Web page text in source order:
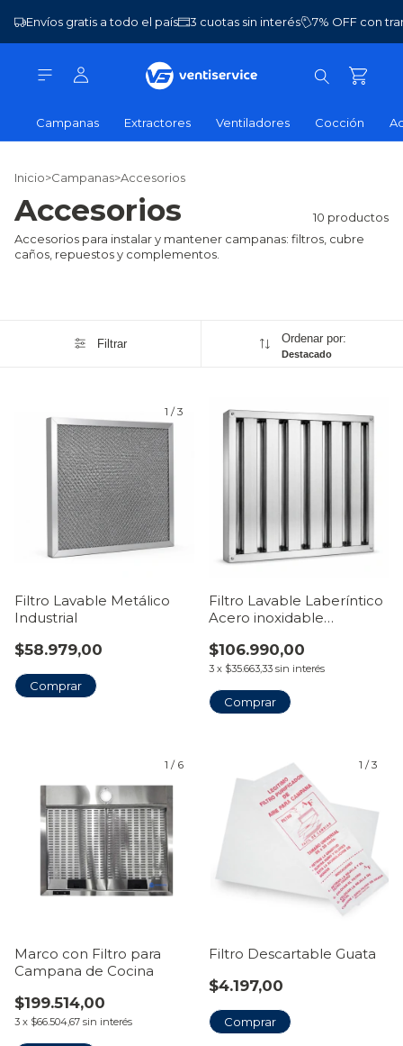
Envíos gratis a todo el país 3 cuotas sin interés 7% OFF con
Campanas Extractores Ventiladores Cocción
Inicio>Campanas>Accesorios
Accesorios
10 productos
Accesorios para instalar y mantener campanas: filtros, cubre
caños, repuestos y complementos.
Filtrar Ordenar por:
Destacado
1 /3
Filtro Lavable Metálico
Industrial
$58.979,00
Filtro Lavable Laberíntico
Acero inoxidable
$106.990,00
3 x $35.663,33 sin interés
1 / 6
Marco con Filtro para
Campana de Cocina
$199.514,00
3 x $66.504,67 sin interés
1 /3
Filtro Descartable Guata
$4.197,00